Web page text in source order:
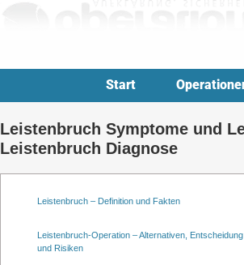
Start
Leistenbruch Symptome und
Leistenbruch Diagnose
Leistenbruch – Definition und Fakten
Leistenbruch-Operation – Alternativen, Entscheidung
und Risiken